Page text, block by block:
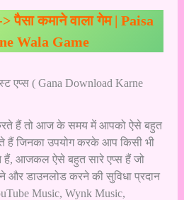
>पैसा कमाने वाला गेम | Paisa
Wala Game
एप्स ( Gana Download Karne
हैं तो आज के समय में आपको ऐसे बहुत
हैं जिनका उपयोग करके आप किसी भी
हैं, आजकल ऐसे बहुत सारे एप्स हैं जो
और डाउनलोड करने की सुविधा प्रदान
Music, Wynk Music,